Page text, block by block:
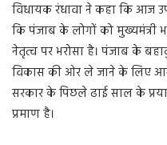
विधायक रंधावा ने कहा कि आज
कि पंजाब के लोगों को मुख्यमंत्री
नेतृत्व पर भरोसा है। पंजाब के
विकास की ओर ले जाने के लिए
सरकार के पिछले ढाई साल के
प्रमाण है।